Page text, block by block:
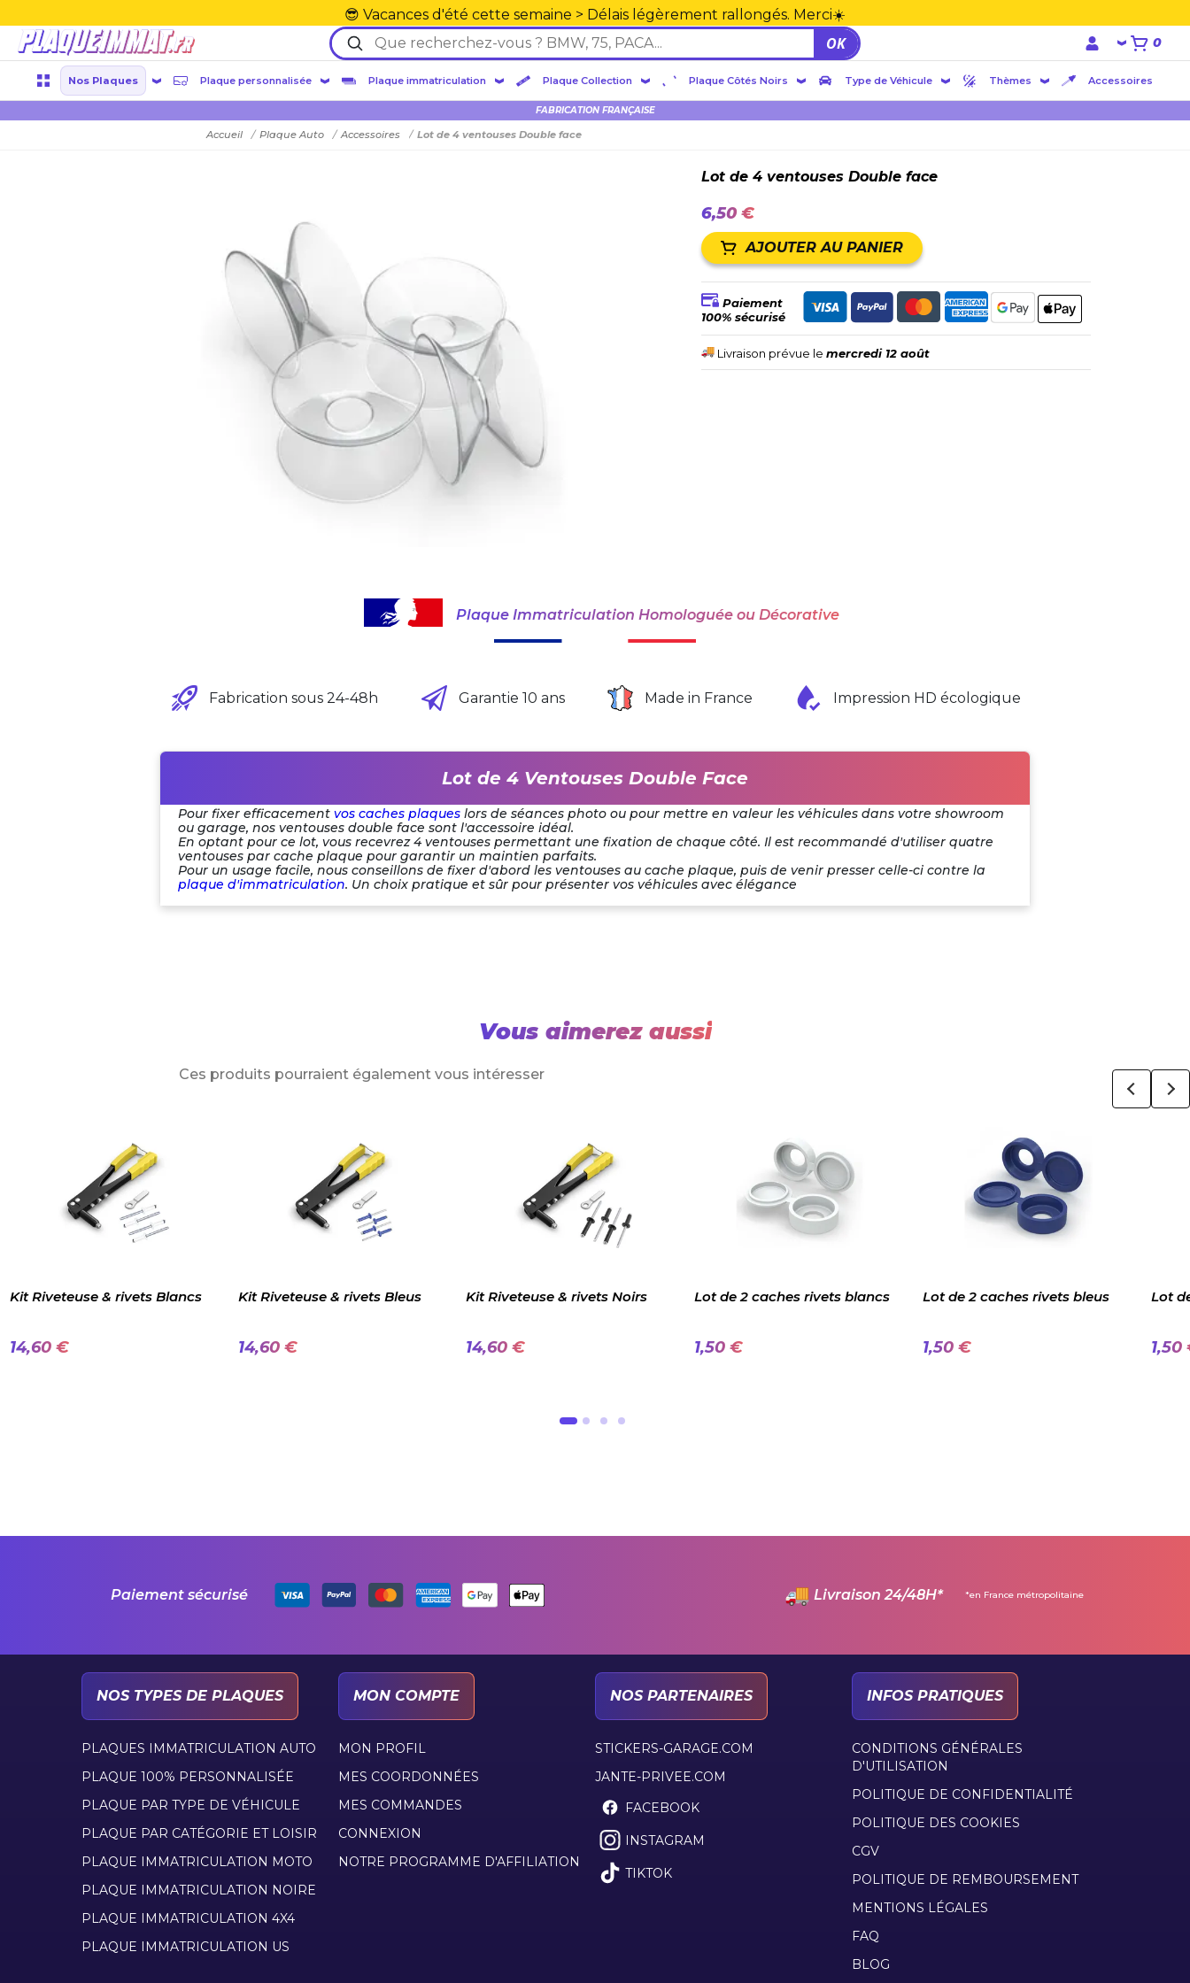
😎 Vacances d'été cette semaine > Délais légèrement rallongés. Merci☀️
OK 0
Nos Plaques Plaque personnalisée Plaque immatriculation Plaque Collection Plaque Côtés Noirs Type de Véhicule Thèmes Accessoires
Livraison 24/48H
Accueil Plaque Auto Accessoires Lot de 4 ventouses Double face
Lot de 4 ventouses Double face
6,50 €
AJOUTER AU PANIER
Paiement
100% sécurisé
Livraison prévue le mercredi 12 août
Plaque Immatriculation Homologuée ou Décorative
Fabrication sous 24-48h Garantie 10 ans Made in France Impression HD écologique
Lot de 4 Ventouses Double Face
Pour fixer efficacement vos caches plaques lors de séances photo ou pour mettre en valeur les véhicules dans votre showroom
ou garage, nos ventouses double face sont l'accessoire idéal.
En optant pour ce lot, vous recevrez 4 ventouses permettant une fixation de chaque côté. Il est recommandé d'utiliser quatre
ventouses par cache plaque pour garantir un maintien parfaits.
Pour un usage facile, nous conseillons de fixer d'abord les ventouses au cache plaque, puis de venir presser celle-ci contre la
plaque d'immatriculation. Un choix pratique et sûr pour présenter vos véhicules avec élégance
Vous aimerez aussi
Ces produits pourraient également vous intéresser
Kit Riveteuse & rivets Blancs
14,60 €
Kit Riveteuse & rivets Bleus
14,60 €
Kit Riveteuse & rivets Noirs
14,60 €
Lot de 2 caches rivets blancs
1,50 €
Lot de 2 caches rivets bleus
1,50 €
Lot
1,50
Paiement sécurisé Livraison 24/48H* *en France métropolitaine
NOS TYPES DE PLAQUES
PLAQUES IMMATRICULATION AUTO
PLAQUE 100% PERSONNALISÉE
PLAQUE PAR TYPE DE VÉHICULE
PLAQUE PAR CATÉGORIE ET LOISIR
PLAQUE IMMATRICULATION MOTO
PLAQUE IMMATRICULATION NOIRE
PLAQUE IMMATRICULATION 4X4
PLAQUE IMMATRICULATION US
MON COMPTE
MON PROFIL
MES COORDONNÉES
MES COMMANDES
CONNEXION
NOTRE PROGRAMME D'AFFILIATION
NOS PARTENAIRES
STICKERS-GARAGE.COM
JANTE-PRIVEE.COM
FACEBOOK
INSTAGRAM
TIKTOK
INFOS PRATIQUES
CONDITIONS GÉNÉRALES
D'UTILISATION
POLITIQUE DE CONFIDENTIALITÉ
POLITIQUE DES COOKIES
CGV
POLITIQUE DE REMBOURSEMENT
MENTIONS LÉGALES
FAQ
BLOG